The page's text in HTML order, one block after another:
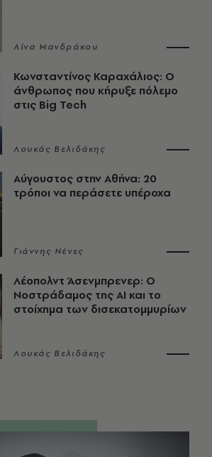
Λίνα Μανδράκου
Κωνσταντίνος Καραχάλιος: Ο
άνθρωπος που κήρυξε πόλεμο
στις Big Tech
Λουκάς Βελιδάκης
Αύγουστος στην Αθήνα: 20
τρόποι να περάσετε υπέροχα
Γιάννης Νένες
Λέοπολντ Άσενμπρενερ: Ο
Νοστράδαμος της AI και το
στοίχημα των δισεκατομμυρίων
Λουκάς Βελιδάκης